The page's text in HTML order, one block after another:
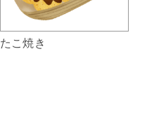
たこ焼き